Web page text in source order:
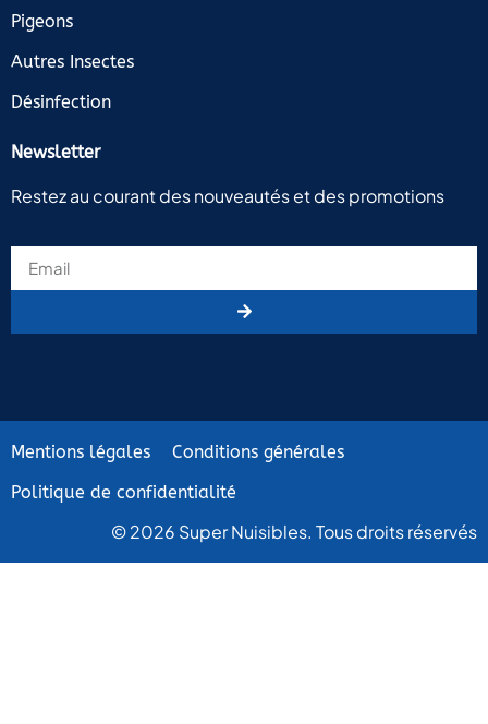
Pigeons
Autres Insectes
Désinfection
Newsletter
Restez au courant des nouveautés et des promotions
Mentions légales
Conditions générales
Politique de confidentialité
© 2026 Super Nuisibles. Tous droits réservés